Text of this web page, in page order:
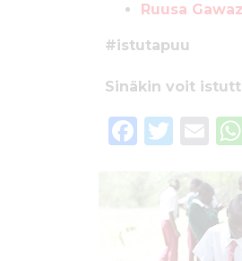
Ruusa
#istutapuu
Sinäkin voit
F
e
T
it
te
r
E
ai
l